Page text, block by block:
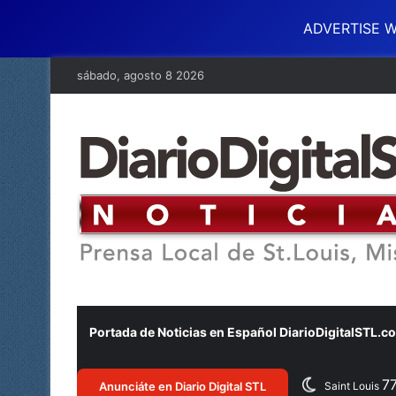
ADVERTISE
sábado, agosto 8 2026
Portada de Noticias en Español
Anunciáte en Diario Digital STL Saint Louis